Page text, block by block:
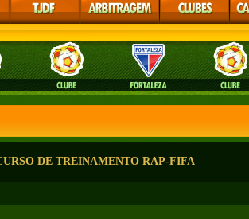
DE TREINAMENTO RAP-FIFA